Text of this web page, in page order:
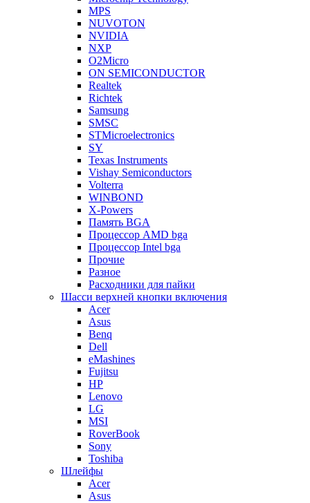
MPS
NUVOTON
NVIDIA
NXP
O2Micro
ON SEMICONDUCTOR
Realtek
Richtek
Samsung
SMSC
STMicroelectronics
SY
Texas Instruments
Vishay Semiconductors
Volterra
WINBOND
X-Powers
Память BGA
Процессор AMD bga
Процессор Intel bga
Прочие
Разное
Расходники для пайки
Шасси верхней кнопки включения
Acer
Asus
Benq
Dell
eMashines
Fujitsu
HP
Lenovo
LG
MSI
RoverBook
Sony
Toshiba
Шлейфы
Acer
Asus